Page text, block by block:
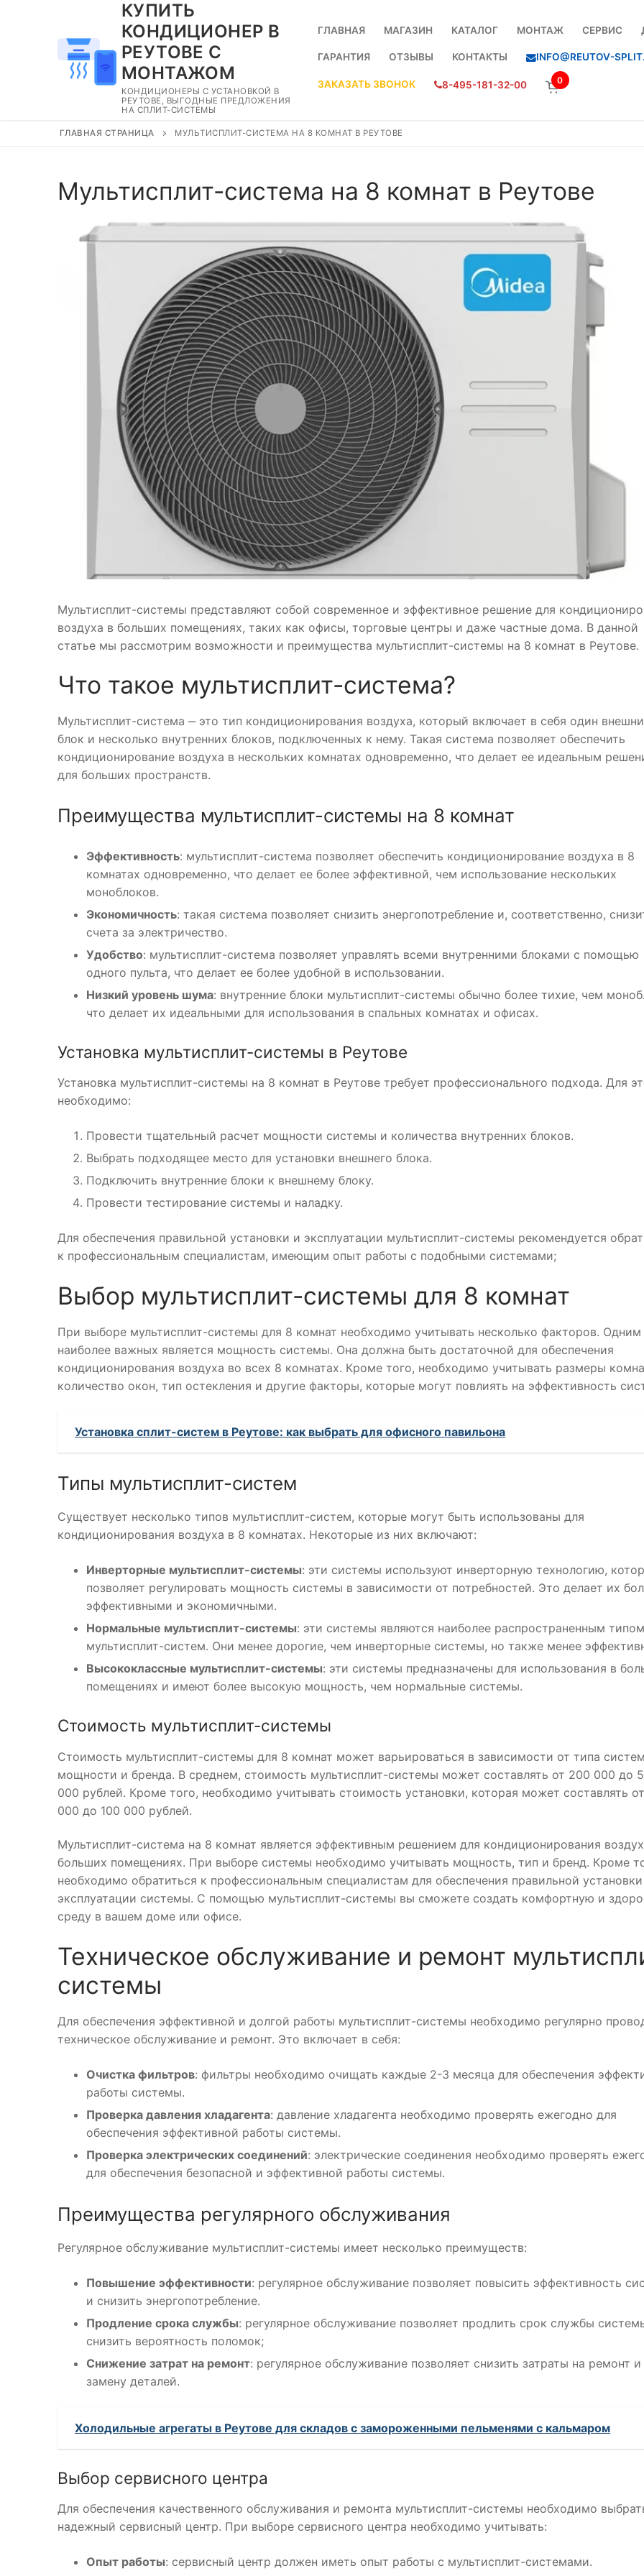
содержимому
КУПИТЬ
КОНДИЦИОНЕР В
РЕУТОВЕ С
МОНТАЖОМ
КОНДИЦИОНЕРЫ С УСТАНОВКОЙ В
РЕУТОВЕ, ВЫГОДНЫЕ ПРЕДЛОЖЕНИЯ
НА СПЛИТ-СИСТЕМЫ
ГЛАВНАЯ МАГАЗИН КАТАЛОГ МОНТАЖ СЕРВИС
ГАРАНТИЯ ОТЗЫВЫ КОНТАКТЫ INFO@REUTOV-
ЗАКАЗАТЬ ЗВОНОК 8-495-181-32-00 0
ГЛАВНАЯ СТРАНИЦА МУЛЬТИСПЛИТ-СИСТЕМА НА 8 КОМНАТ В РЕУТОВЕ
Мультисплит-система на 8 комнат в Реутове
Мультисплит-системы представляют собой современное и эффективное решение для
воздуха в больших помещениях, таких как офисы, торговые центры и даже частные дома. В данной
статье мы рассмотрим возможности и преимущества мультисплит-системы на 8 комнат в Реутове.
Что такое мультисплит-система?
Мультисплит-система ‒ это тип кондиционирования воздуха, который включает в себя один
блок и несколько внутренних блоков, подключенных к нему. Такая система позволяет обеспечить
кондиционирование воздуха в нескольких комнатах одновременно, что делает ее идеальным
для больших пространств.
Преимущества мультисплит-системы на 8 комнат
Эффективность: мультисплит-система позволяет обеспечить кондиционирование воздуха в 8
комнатах одновременно, что делает ее более эффективной, чем использование нескольких
моноблоков.
Экономичность: такая система позволяет снизить энергопотребление и, соответственно,
счета за электричество.
Удобство: мультисплит-система позволяет управлять всеми внутренними блоками с помощью
одного пульта, что делает ее более удобной в использовании.
Низкий уровень шума: внутренние блоки мультисплит-системы обычно более тихие, чем
что делает их идеальными для использования в спальных комнатах и офисах.
Установка мультисплит-системы в Реутове
Установка мультисплит-системы на 8 комнат в Реутове требует профессионального подхода. Для
необходимо:
Провести тщательный расчет мощности системы и количества внутренних блоков.
Выбрать подходящее место для установки внешнего блока.
Подключить внутренние блоки к внешнему блоку.
Провести тестирование системы и наладку.
Для обеспечения правильной установки и эксплуатации мультисплит-системы рекомендуется
к профессиональным специалистам, имеющим опыт работы с подобными системами;
Выбор мультисплит-системы для 8 комнат
При выборе мультисплит-системы для 8 комнат необходимо учитывать несколько факторов. Одним
наиболее важных является мощность системы. Она должна быть достаточной для обеспечения
кондиционирования воздуха во всех 8 комнатах. Кроме того, необходимо учитывать размеры
количество окон, тип остекления и другие факторы, которые могут повлиять на эффективность
Установка сплит-систем в Реутове: как выбрать для офисного павильона
Типы мультисплит-систем
Существует несколько типов мультисплит-систем, которые могут быть использованы для
кондиционирования воздуха в 8 комнатах. Некоторые из них включают:
Инверторные мультисплит-системы: эти системы используют инверторную технологию,
позволяет регулировать мощность системы в зависимости от потребностей. Это делает их
эффективными и экономичными.
Нормальные мультисплит-системы: эти системы являются наиболее распространенным типом
мультисплит-систем. Они менее дорогие, чем инверторные системы, но также менее
Высококлассные мультисплит-системы: эти системы предназначены для использования в
помещениях и имеют более высокую мощность, чем нормальные системы.
Стоимость мультисплит-системы
Стоимость мультисплит-системы для 8 комнат может варьироваться в зависимости от типа
мощности и бренда. В среднем, стоимость мультисплит-системы может составлять от 200 000 до
000 рублей. Кроме того, необходимо учитывать стоимость установки, которая может составлять
000 до 100 000 рублей.
Мультисплит-система на 8 комнат является эффективным решением для кондиционирования
больших помещениях. При выборе системы необходимо учитывать мощность, тип и бренд. Кроме
необходимо обратиться к профессиональным специалистам для обеспечения правильной
эксплуатации системы. С помощью мультисплит-системы вы сможете создать комфортную и
среду в вашем доме или офисе.
Техническое обслуживание и ремонт
системы
Для обеспечения эффективной и долгой работы мультисплит-системы необходимо регулярно
техническое обслуживание и ремонт. Это включает в себя:
Очистка фильтров: фильтры необходимо очищать каждые 2-3 месяца для обеспечения
работы системы.
Проверка давления хладагента: давление хладагента необходимо проверять ежегодно для
обеспечения эффективной работы системы.
Проверка электрических соединений: электрические соединения необходимо проверять
для обеспечения безопасной и эффективной работы системы.
Преимущества регулярного обслуживания
Регулярное обслуживание мультисплит-системы имеет несколько преимуществ:
Повышение эффективности: регулярное обслуживание позволяет повысить эффективность
и снизить энергопотребление.
Продление срока службы: регулярное обслуживание позволяет продлить срок службы
снизить вероятность поломок;
Снижение затрат на ремонт: регулярное обслуживание позволяет снизить затраты на ремонт и
замену деталей.
Холодильные агрегаты в Реутове для складов с замороженными пельменями с кальмаром
Выбор сервисного центра
Для обеспечения качественного обслуживания и ремонта мультисплит-системы необходимо
надежный сервисный центр. При выборе сервисного центра необходимо учитывать:
Опыт работы: сервисный центр должен иметь опыт работы с мультисплит-системами.